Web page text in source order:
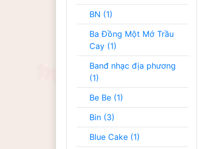
BN (1)
Ba Đồng Một Mớ Trầu
Cay (1)
Banđ nhạc địa phương
(1)
Be Be (1)
Bin (3)
Blue Cake (1)